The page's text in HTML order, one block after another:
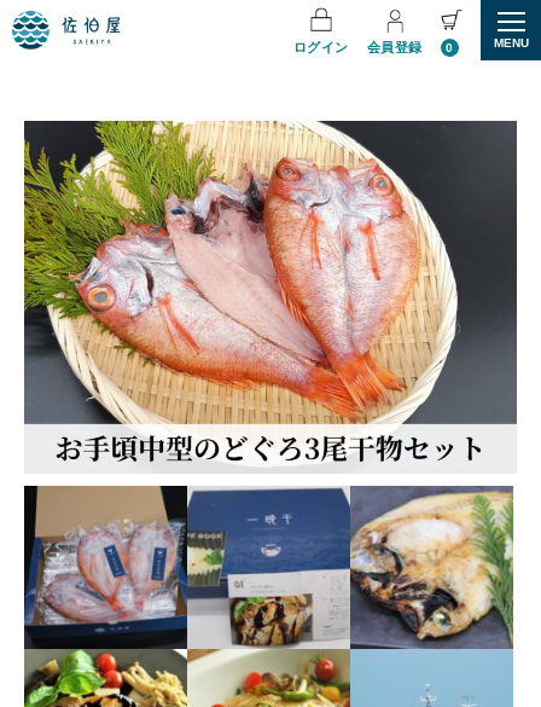
ログイン 会員登録 0 MENU